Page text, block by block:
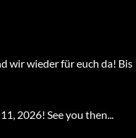
wir wieder für euch da! Bis
2026! See you then...